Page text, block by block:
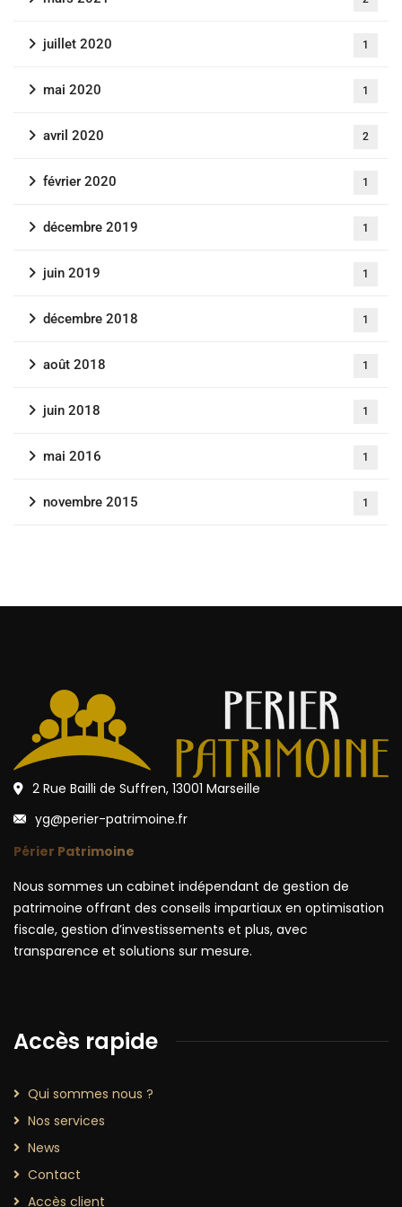
juillet 2020 1
mai 2020 1
avril 2020 2
février 2020 1
décembre 2019 1
juin 2019 1
décembre 2018 1
août 2018 1
juin 2018 1
mai 2016 1
novembre 2015 1
2 Rue Bailli de Suffren, 13001 Marseille
yg@perier-patrimoine.fr
Périer Patrimoine
Nous sommes un cabinet indépendant de gestion de
patrimoine offrant des conseils impartiaux en optimisation
fiscale, gestion d’investissements et plus, avec
transparence et solutions sur mesure.
Accès rapide
Qui sommes nous ?
Nos services
News
Contact
Accès client